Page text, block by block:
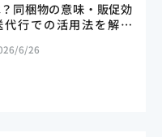
同梱物の意味・販促効
代行での活用法を解説
】
6/26